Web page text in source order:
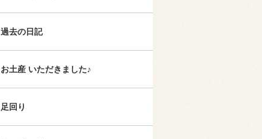
過去の日記
お土産 いただきました♪
足回り